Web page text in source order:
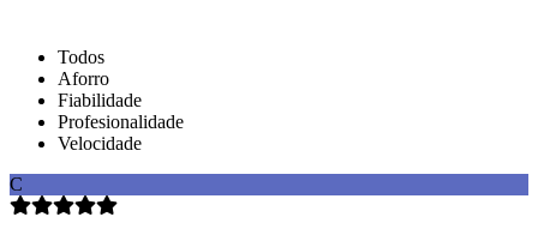
Todos
Aforro
Fiabilidade
Profesionalidade
Velocidade
C